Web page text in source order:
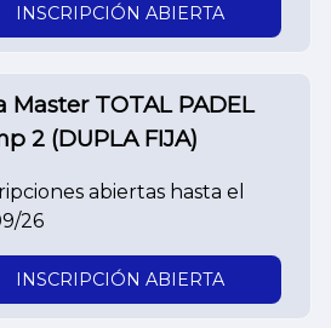
INSCRIPCIÓN ABIERTA
Master TOTAL PADEL
2 (DUPLA FIJA)
abiertas hasta el
26
INSCRIPCIÓN ABIERTA